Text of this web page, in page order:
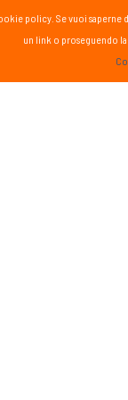
policy. Se vuoi
un link o proseguendo